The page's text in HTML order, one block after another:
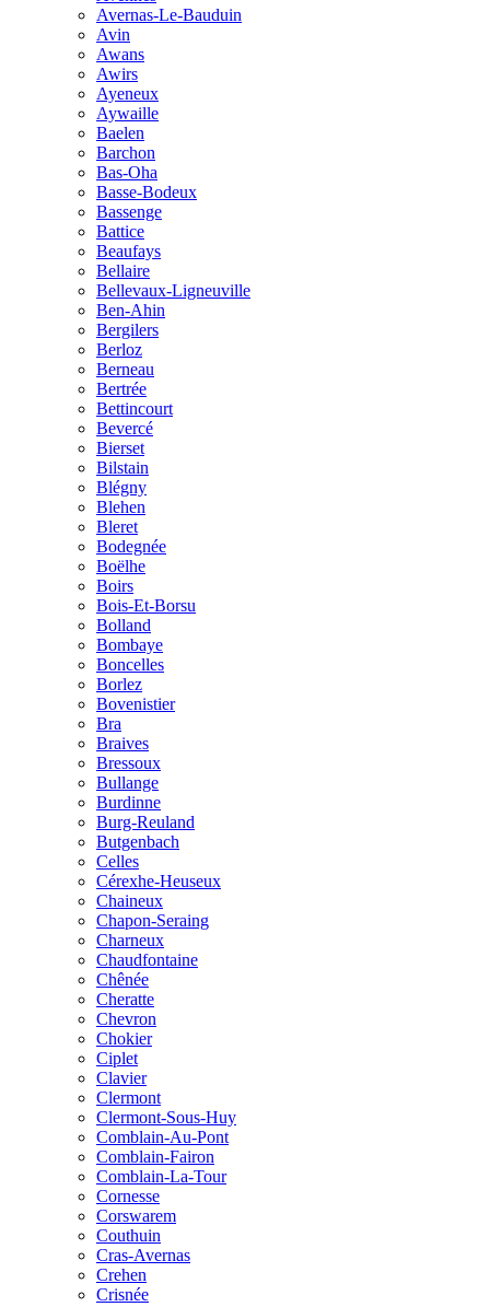
Avernas-Le-Bauduin
Avin
Awans
Awirs
Ayeneux
Aywaille
Baelen
Barchon
Bas-Oha
Basse-Bodeux
Bassenge
Battice
Beaufays
Bellaire
Bellevaux-Ligneuville
Ben-Ahin
Bergilers
Berloz
Berneau
Bertrée
Bettincourt
Bevercé
Bierset
Bilstain
Blégny
Blehen
Bleret
Bodegnée
Boëlhe
Boirs
Bois-Et-Borsu
Bolland
Bombaye
Boncelles
Borlez
Bovenistier
Bra
Braives
Bressoux
Bullange
Burdinne
Burg-Reuland
Butgenbach
Celles
Cérexhe-Heuseux
Chaineux
Chapon-Seraing
Charneux
Chaudfontaine
Chênée
Cheratte
Chevron
Chokier
Ciplet
Clavier
Clermont
Clermont-Sous-Huy
Comblain-Au-Pont
Comblain-Fairon
Comblain-La-Tour
Cornesse
Corswarem
Couthuin
Cras-Avernas
Crehen
Crisnée